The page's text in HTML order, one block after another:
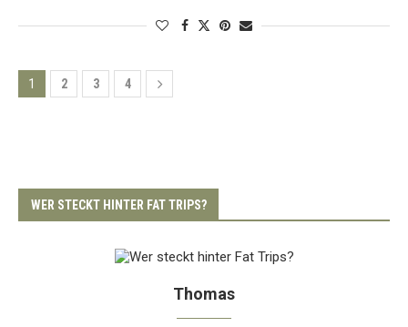
1 2 3 4
WER STECKT HINTER FAT TRIPS?
Thomas